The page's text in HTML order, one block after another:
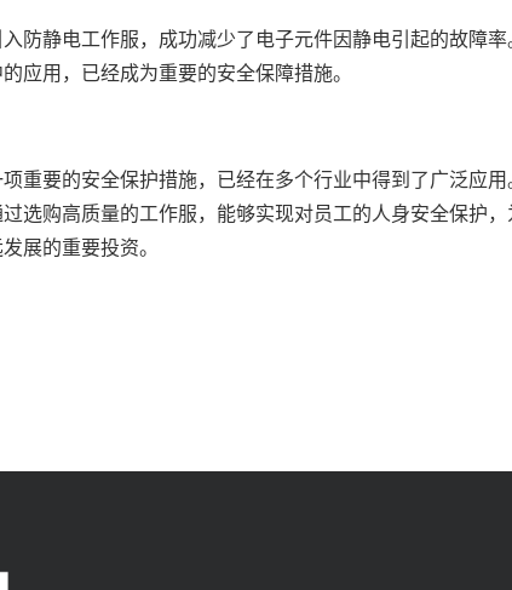
防静电工作服，成功减少了电子元件因静电引起的故障
应用，已经成为重要的安全保障措施。
重要的安全保护措施，已经在多个行业中得到了广泛应
选购高质量的工作服，能够实现对员工的人身安全保护
展的重要投资。